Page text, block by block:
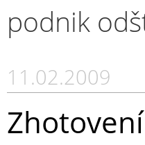
podnik
11.02.2009